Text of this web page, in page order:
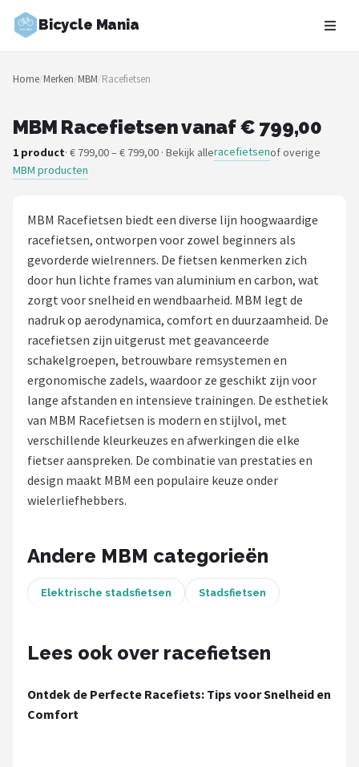
Bicycle Mania
Zoeken
NAVIGATIE
Merken
Fietsroutes
Kinderfietsen
Stadsfietsen
Elektrische fietsen
Mountainbikes
Shop
POPULAIRE MERKEN
Basil
ABUS
New Looxs
Schwalbe
Home/Merken/MBM/Racefietsen
MBM Racefietsen vanaf € 799,00
1 product· € 799,00 – € 799,00 · Bekijk alleracefietsenof overige
MBM producten
MBM Racefietsen biedt een diverse lijn hoogwaardige
racefietsen, ontworpen voor zowel beginners als
gevorderde wielrenners. De fietsen kenmerken zich
door hun lichte frames van aluminium en carbon, wat
zorgt voor snelheid en wendbaarheid. MBM legt de
nadruk op aerodynamica, comfort en duurzaamheid. De
racefietsen zijn uitgerust met geavanceerde
schakelgroepen, betrouwbare remsystemen en
ergonomische zadels, waardoor ze geschikt zijn voor
lange afstanden en intensieve trainingen. De esthetiek
van MBM Racefietsen is modern en stijlvol, met
verschillende kleurkeuzes en afwerkingen die elke
fietser aanspreken. De combinatie van prestaties en
design maakt MBM een populaire keuze onder
wielerliefhebbers.
Andere MBM categorieën
Elektrische stadsfietsen Stadsfietsen
Lees ook over racefietsen
Ontdek de Perfecte Racefiets: Tips voor Snelheid en
Comfort